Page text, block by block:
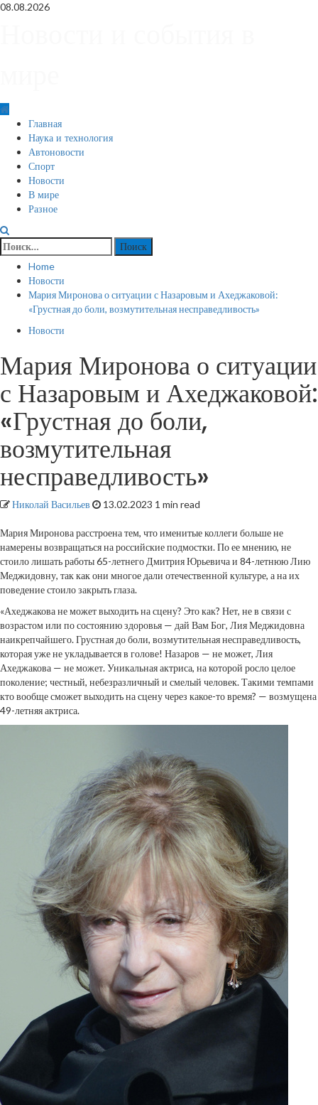
Skip
08.08.2026
Primary
Menu
Главная
Наука и технология
Автоновости
Спорт
Новости
В мире
Разное
Найти:
Home
Новости
Мария Миронова о ситуации с Назаровым и Ахеджаковой:
«Грустная до боли, возмутительная несправедливость»
Новости
Мария Миронова о ситуации
с Назаровым и Ахеджаковой:
«Грустная до боли,
возмутительная
несправедливость»
Николай Васильев 13.02.2023 1 min read
Мария Миронова расстроена тем, что именитые коллеги больше не
намерены возвращаться на российские подмостки. По ее мнению, не
стоило лишать работы 65-летнего Дмитрия Юрьевича и 84-летнюю Лию
Меджидовну, так как они многое дали отечественной культуре, а на их
поведение стоило закрыть глаза.
«Ахеджакова не может выходить на сцену? Это как? Нет, не в связи с
возрастом или по состоянию здоровья — дай Вам Бог, Лия Меджидовна
наикрепчайшего. Грустная до боли, возмутительная несправедливость,
которая уже не укладывается в голове! Назаров — не может, Лия
Ахеджакова — не может. Уникальная актриса, на которой росло целое
поколение; честный, небезразличный и смелый человек. Такими темпами
кто вообще сможет выходить на сцену через какое-то время? — возмущена
49-летняя актриса.